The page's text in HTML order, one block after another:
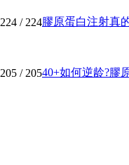
224 / 224膠原蛋白注射真
205 / 20540+如何逆龄?膠